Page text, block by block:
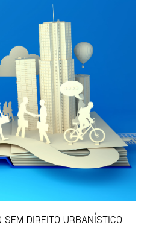
DIREITO URBANÍSTICO